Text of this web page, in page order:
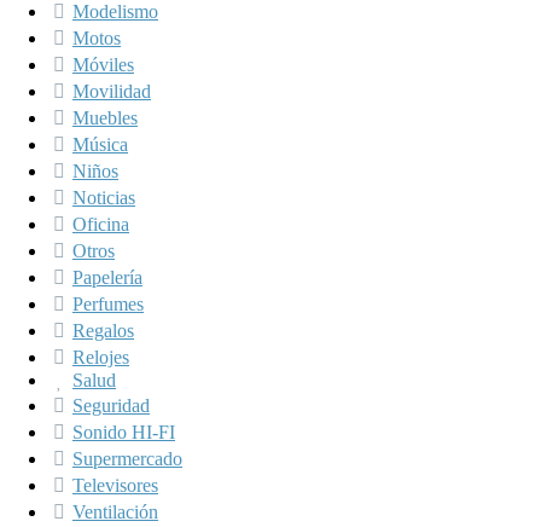
Modelismo
Motos
Móviles
Movilidad
Muebles
Música
Niños
Noticias
Oficina
Otros
Papelería
Perfumes
Regalos
Relojes
Salud
Seguridad
Sonido HI-FI
Supermercado
Televisores
Ventilación